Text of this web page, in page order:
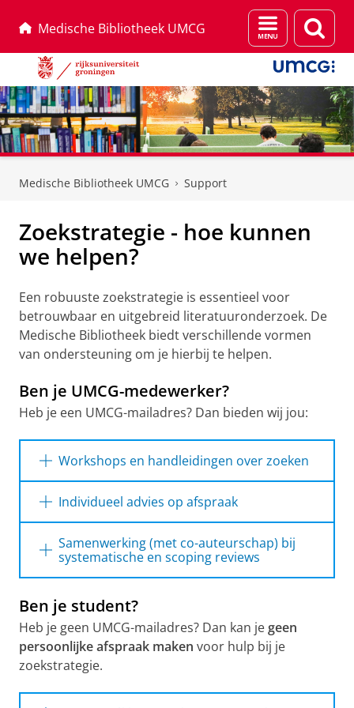
Medische Bibliotheek UMCG
Menu
en
zoeken
Medische Bibliotheek UMCG Support
Zoekstrategie - hoe kunnen
we helpen?
Een robuuste zoekstrategie is essentieel voor
betrouwbaar en uitgebreid literatuuronderzoek. De
Medische Bibliotheek biedt verschillende vormen
van ondersteuning om je hierbij te helpen.
Ben je UMCG-medewerker?
Heb je een UMCG-mailadres? Dan bieden wij jou:
Workshops en handleidingen over zoeken
Workshop PubMed
Workshop zoekstrategie voor een
systematische review
in Systematic Reviews
Alle workshops Medische Bibliotheek
Onze handleidingen over zoeken
Handleiding PubMed
Individueel advies op afspraak
individuele hulp — dit helpt je om goed
voorbereid een afspraak te maken.
Je kunt een afspraak maken voor:
Hulp en advies bij het ontwikkelen van een
systematische zoekstrategie, bijvoorbeeld
voor PubMed of andere databases
Tips voor vertalen van een zoekstrategie
Samenwerking (met co-auteurschap) bij
systematische en scoping reviews
gespecialiseerd in de search-
methodologie van systematisch
literatuuronderzoek. Met een goed
onderbouwde zoekmethode, leg je een stevig
Ben je student?
Heb je geen UMCG-mailadres? Dan kan jegeen
persoonlijkeafspraak maken voor hulp bij je
zoekstrategie.